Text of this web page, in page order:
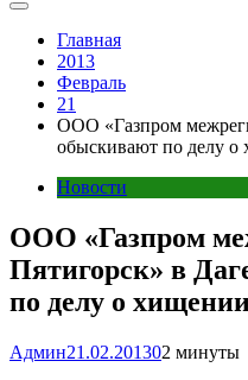
Главная
2013
Февраль
21
ООО «Газпром
обыскивают по делу
Новости
ООО «Газпром
Пятигорск» в
по делу о
Админ21.02.201302 минуты